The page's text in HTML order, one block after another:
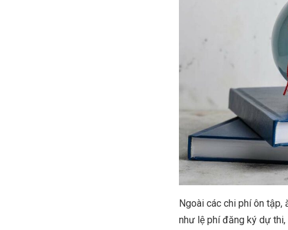
Ngoài các chi phí ôn tập,
như lệ phí đăng ký dự thi,